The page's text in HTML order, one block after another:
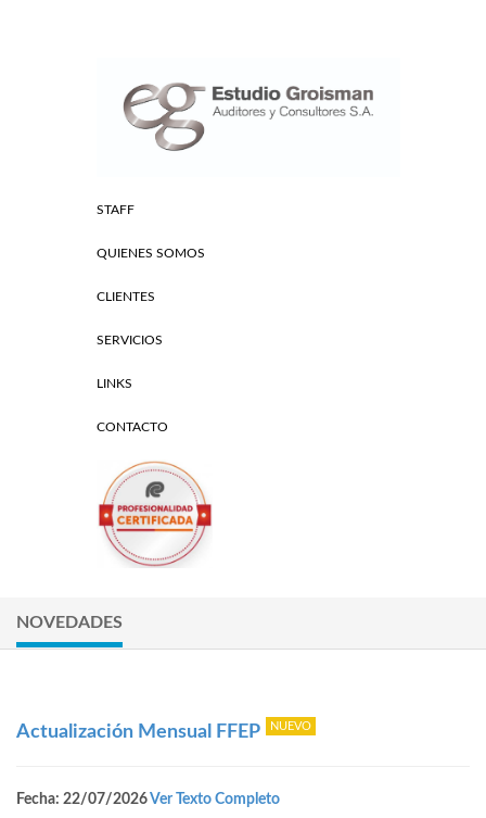
STAFF
QUIENES SOMOS
CLIENTES
SERVICIOS
LINKS
CONTACTO
NOVEDADES
Actualización Mensual FFEP
Fecha: 22/07/2026Ver Texto Completo